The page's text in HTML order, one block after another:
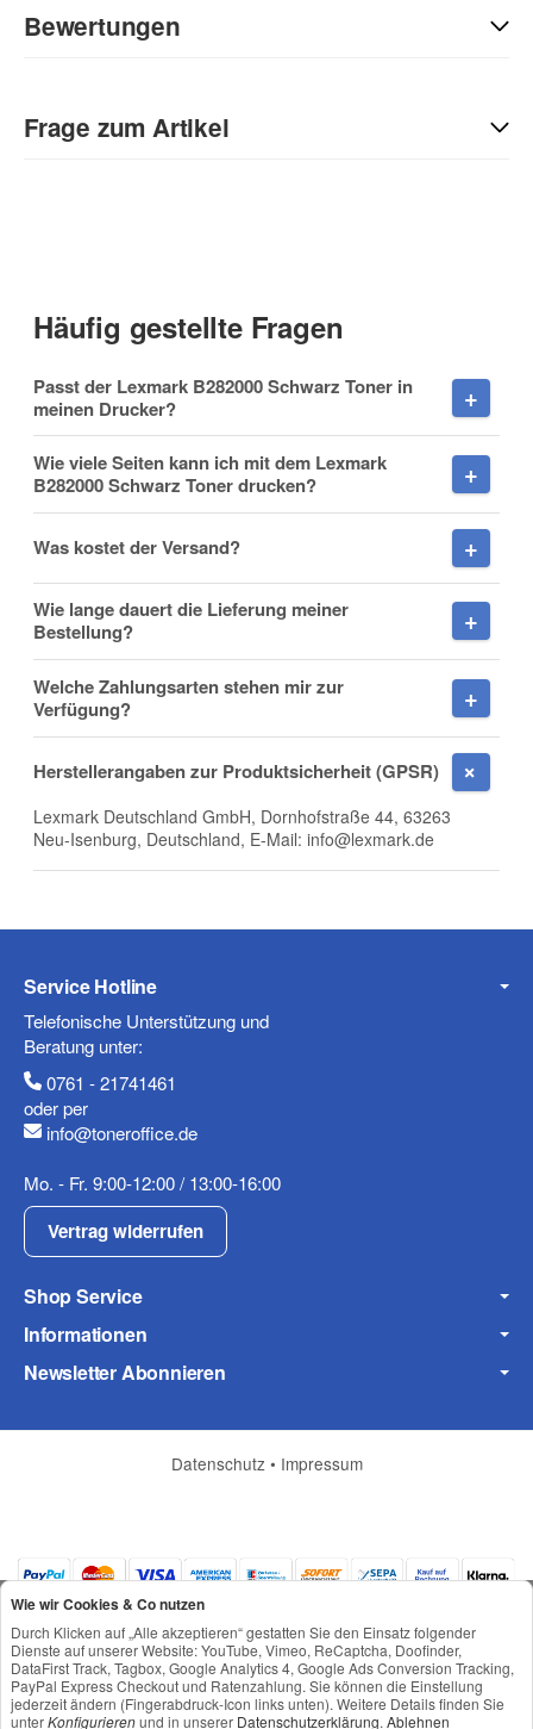
Bewertungen
Sie Anderen bei der Kaufentscheidung:
Frage zum Artikel
Nachname
Firma
Mobiltelefon
Frage zum Artikel
Ihre Frage
Häufig gestellte Fragen
Passt der Lexmark B282000 Schwarz Toner in
meinen Drucker?
Wie viele Seiten kann ich mit dem Lexmark
B282000 Schwarz Toner drucken?
Was kostet der Versand?
Wie lange dauert die Lieferung meiner
Bestellung?
Welche Zahlungsarten stehen mir zur
Verfügung?
Herstellerangaben zur Produktsicherheit (GPSR)
Lexmark Deutschland GmbH, Dornhofstraße 44, 63263
Neu-Isenburg, Deutschland, E-Mail: info@lexmark.de
Service Hotline
Telefonische Unterstützung und
Beratung unter:
0761 - 21741461
oder per
info@toneroffice.de
Mo. - Fr. 9:00-12:00 / 13:00-16:00
Vertrag widerrufen
Shop Service
Informationen
Newsletter Abonnieren
Datenschutz • Impressum
*Alle Preise inkl. gesetzlicher USt., zzgl.Versand
Wie wir Cookies & Co nutzen
Durch Klicken auf „Alle akzeptieren“ gestatten Sie den Einsatz folgender
Dienste auf unserer Website: YouTube, Vimeo, ReCaptcha, Doofinder,
DataFirst Track, Tagbox, Google Analytics 4, Google Ads Conversion Tracking,
PayPal Express Checkout und Ratenzahlung. Sie können die Einstellung
jederzeit ändern (Fingerabdruck-Icon links unten). Weitere Details finden Sie
unterKonfigurierenund in unserer Datenschutzerklärung. Ablehnen